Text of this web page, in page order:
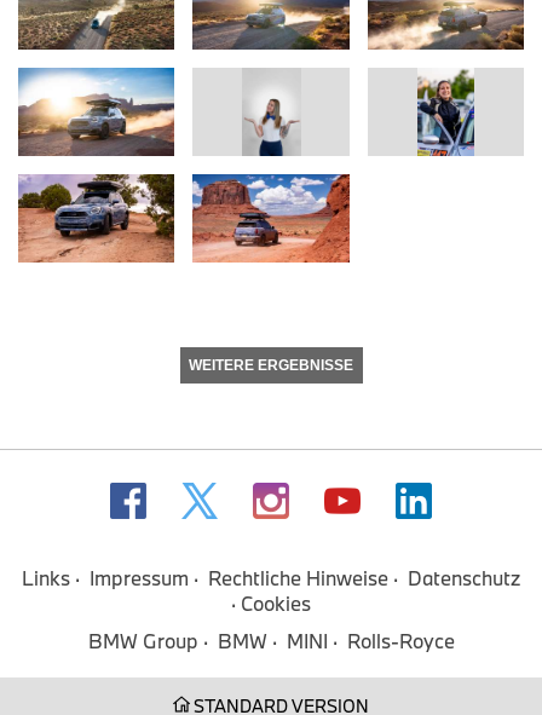
WEITERE ERGEBNISSE
Links Impressum Rechtliche Hinweise
Datenschutz
Cookies
BMW Group
BMW MINI Rolls-Royce
STANDARD VERSION